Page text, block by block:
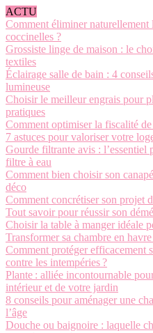
ACTU
Comment éliminer naturellement
coccinelles ?
Grossiste linge de maison : le
textiles
Éclairage salle de bain : 4
lumineuse
Choisir le meilleur engrais pour
pratiques
Comment optimiser la fiscalité
7 astuces pour valoriser votre
Gourde filtrante avis : l’essentiel
filtre à eau
Comment bien choisir son
déco
Comment concrétiser son projet
Tout savoir pour réussir son
Choisir la table à manger idéale
Transformer sa chambre en
Comment protéger efficacement
contre les intempéries ?
Plante : alliée incontournable
intérieur et de votre jardin
8 conseils pour aménager une
l’âge
Douche ou baignoire : laquelle